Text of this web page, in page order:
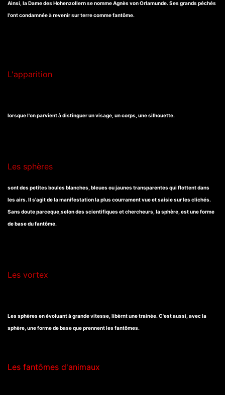
Ainsi, la Dame des Hohenzollern se nomme Agnès von Orlamunde. Ses grands péchés
l'ont condamnée à revenir sur terre comme fantôme.
L'apparition
lorsque l'on parvient à distinguer un visage, un corps, une silhouette.
Les sphères
sont des petites boules blanches, bleues ou jaunes transparentes qui flottent dans
les airs. Il s'agit de la manifestation la plus courrament vue et saisie sur les clichés.
Sans doute parceque,selon des scientifiques et chercheurs, la sphère, est une forme
de base du fantôme.
Les vortex
Les sphères en évoluant à grande vitesse, libèrnt une trainée. C'est aussi, avec la
sphère, une forme de base que prennent les fantômes.
Les fantômes d'animaux